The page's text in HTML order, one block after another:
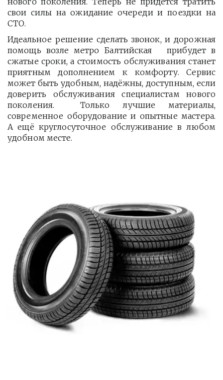
свои силы на ожидание очереди и поездки на
СТО.
Идеальное решение сделать звонок, и дорожная
помощь возле метро Балтийская прибудет в
сжатые сроки, а стоимость обслуживания станет
приятным дополнением к комфорту. Сервис
может быть удобным, надёжны, доступным, если
доверить обслуживания специалистам нового
поколения. Только лучшие материалы,
современное оборудование и опытные мастера.
А ещё круглосуточное обслуживание в любом
удобном месте.